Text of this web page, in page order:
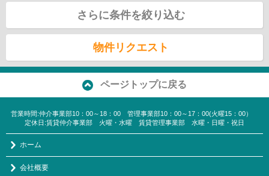
さらに条件を絞り込む
物件リクエスト
ページトップに戻る
営業時間:仲介事業部10：00～18：00 管理事業部10：00～17：00(火曜15：00）
定休日:賃貸仲介事業部 火曜・水曜 賃貸管理事業部 水曜・日曜・祝日
ホーム
会社概要